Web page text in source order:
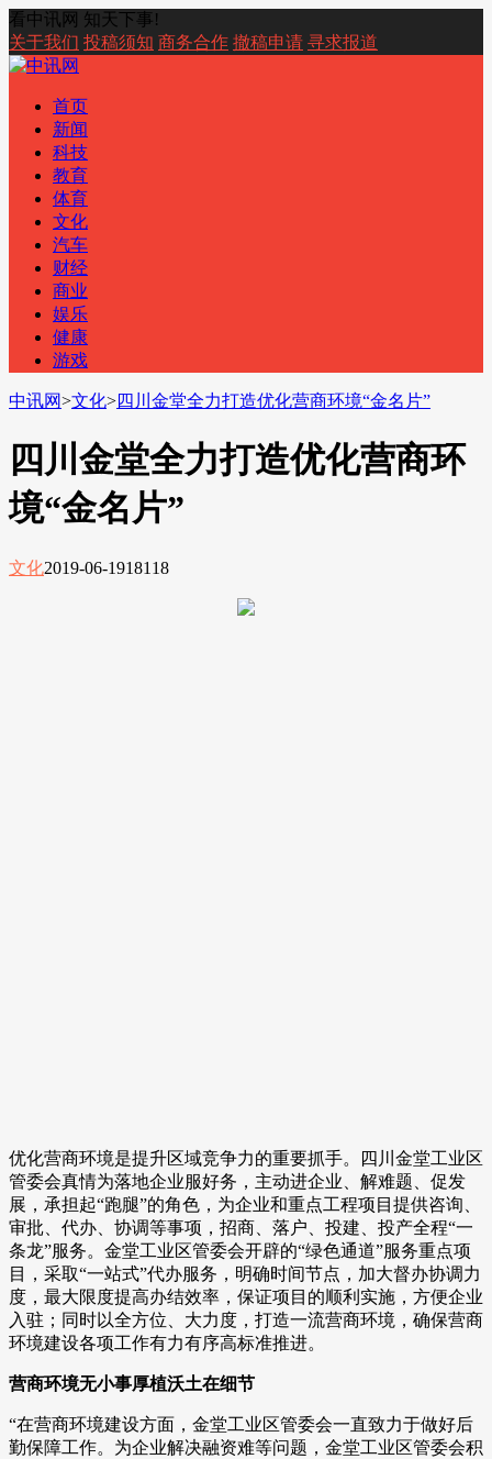
看中讯网 知天下事!
关于我们 投稿须知 商务合作 撤稿申请 寻求报道
首页
新闻
科技
教育
体育
文化
汽车
财经
商业
娱乐
健康
游戏
中讯网>文化>四川金堂全力打造优化营商环境“金名片”
四川金堂全力打造优化营商环
境“金名片”
文化2019-06-1918118
优化营商环境是提升区域竞争力的重要抓手。四川金堂工业区
管委会真情为落地企业服好务，主动进企业、解难题、促发
展，承担起“跑腿”的角色，为企业和重点工程项目提供咨询、
审批、代办、协调等事项，招商、落户、投建、投产全程“一
条龙”服务。金堂工业区管委会开辟的“绿色通道”服务重点项
目，采取“一站式”代办服务，明确时间节点，加大督办协调力
度，最大限度提高办结效率，保证项目的顺利实施，方便企业
入驻；同时以全方位、大力度，打造一流营商环境，确保营商
环境建设各项工作有力有序高标准推进。
营商环境无小事厚植沃土在细节
“在营商环境建设方面，金堂工业区管委会一直致力于做好后
勤保障工作。为企业解决融资难等问题，金堂工业区管委会积